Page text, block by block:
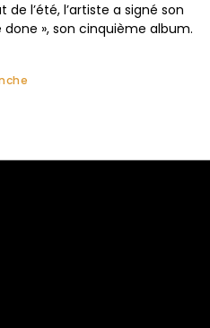
l’été, l’artiste a signé son
», son cinquième album.